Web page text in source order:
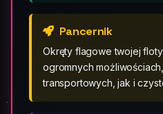
Pancernik
Okręty flagowe twojej
ogromnych
transportowych, jak i